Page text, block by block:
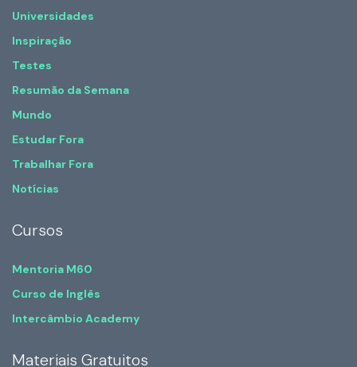
Universidades
Inspiração
Testes
Resumão da Semana
Mundo
Estudar Fora
Trabalhar Fora
Notícias
Cursos
Mentoria M60
Curso de Inglês
Intercâmbio Academy
Materiais Gratuitos